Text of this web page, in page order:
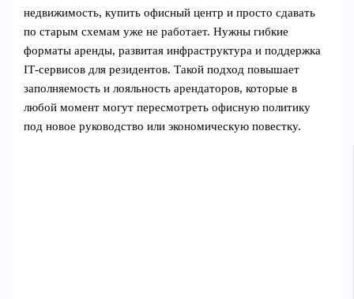
недвижимость, купить офисный центр и просто сдавать
по старым схемам уже не работает. Нужны гибкие
форматы аренды, развитая инфраструктура и поддержка
IT‑сервисов для резидентов. Такой подход повышает
заполняемость и лояльность арендаторов, которые в
любой момент могут пересмотреть офисную политику
под новое руководство или экономическую повестку.